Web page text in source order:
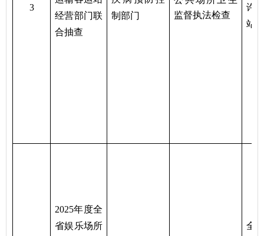
3
经营部门联
合抽查
制部门
监督执法检查
许
站
2025年度全
省娱乐场所
全